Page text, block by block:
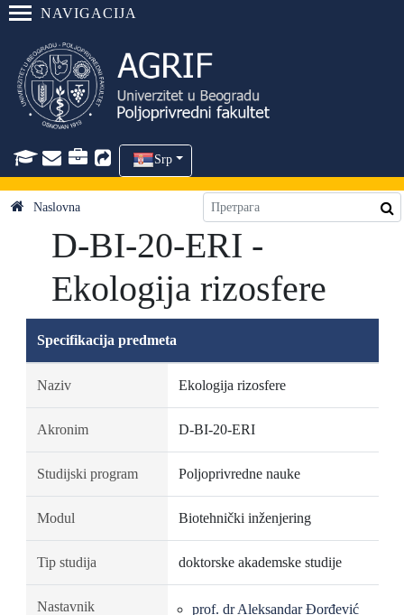
NAVIGACIJA
Srp
Naslovna
D-BI-20-ERI -
Ekologija rizosfere
Specifikacija predmeta
Naziv Ekologija rizosfere
Akronim D-BI-20-ERI
Studijski program Poljoprivredne nauke
Modul Biotehnički inženjering
Tip studija doktorske akademske studije
Nastavnik
prof. dr Aleksandar Đorđević